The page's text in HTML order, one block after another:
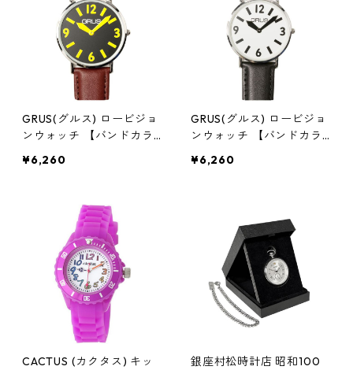
GRUS(グルス) ロービジョ
ンウォッチ 【バンドカラ
ブラック/インデックスカ
-02 腕時計 見やすい時計
¥6,260
GRUS(グルス) ロービジョ
ンウォッチ 【バンドカラ
ホワイト/インデックスカ
¥6,260
CACTUS (カクタス) キッ
銀座村松時計店 昭和100